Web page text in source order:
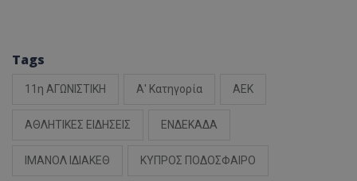
Tags
11η ΑΓΩΝΙΣΤΙΚΗ Α' Κατηγορία ΑΕΚ
ΑΘΛΗΤΙΚΕΣ ΕΙΔΗΣΕΙΣ ΕΝΔΕΚΑΔΑ
ΙΜΑΝΟΛ ΙΔΙΑΚΕΘ ΚΥΠΡΟΣ ΠΟΔΟΣΦΑΙΡΟ